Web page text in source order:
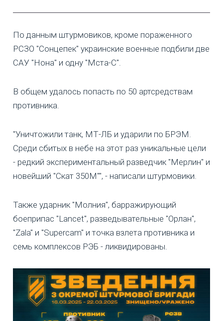
По данным штурмовиков, кроме пораженного
РСЗО "Сонцепек" украинские военные подбили две
САУ "Нона" и одну "Мста-С".
В общем удалось попасть по 50 артсредствам
противника.
"Уничтожили танк, МТ-ЛБ и ударили по БРЭМ.
Среди сбитых в небе на этот раз уникальные цели
- редкий экспериментальный разведчик "Мерлин" и
новейший "Скат 350М"", - написали штурмовики.
Также ударник "Молния", барражирующий
боеприпас "Lancet", разведывательные "Орлан",
"Zala" и "Supercam" и точка взлета противника и
семь комплексов РЭБ - ликвидированы.